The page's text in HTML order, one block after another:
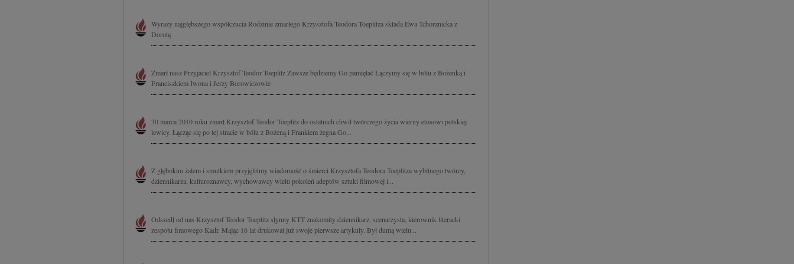
Wyrazy najgłębszego współczucia Rodzinie zmarłego Krzysztofa Teodora Toeplitza składa Ewa Tchorznicka z
Dorotą
Zmarł nasz Przyjaciel Krzysztof Teodor Toeplitz Zawsze będziemy Go pamiętać Łączymy się w bólu z Bożenką i
Franciszkiem Iwona i Jerzy Borowiczowie
30 marca 2010 roku zmarł Krzysztof Teodor Toeplitz do ostatnich chwil twórczego życia wierny etosowi polskiej
lewicy. Łącząc się po tej stracie w bólu z Bożeną i Frankiem żegna Go...
Z głębokim żalem i smutkiem przyjęliśmy wiadomość o śmierci Krzysztofa Teodora Toeplitza wybitnego twórcy,
dziennikarza, kulturoznawcy, wychowawcy wielu pokoleń adeptów sztuki filmowej i...
Odszedł od nas Krzysztof Teodor Toeplitz słynny KTT znakomity dziennikarz, scenarzysta, kierownik literacki
zespołu fimowego Kadr. Mając 16 lat drukował już swoje pierwsze artykuły. Był dumą wielu...